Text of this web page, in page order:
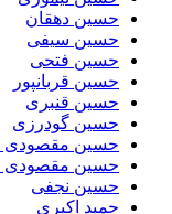
حسین دهقان
حسین سیفی
حسین فتحی
حسین قربانپور
حسین قنبری
حسین گودرزی
حسین مقصودى
حسین مقصودی
حسین نجفی
حمید اکبری